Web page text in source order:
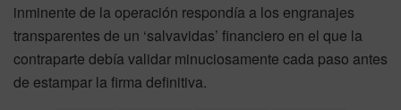
inminente de la operación respondía a los engranajes
transparentes de un ‘salvavidas’ financiero en el que la
contraparte debía validar minuciosamente cada paso antes
de estampar la firma definitiva.